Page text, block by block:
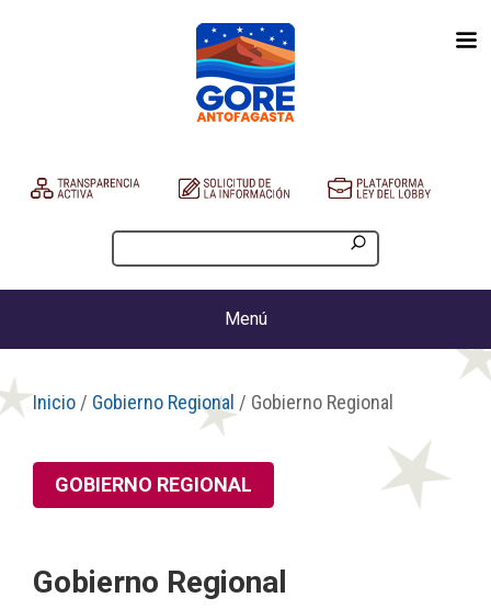
Menú
Inicio / Gobierno Regional / Gobierno Regional
GOBIERNO REGIONAL
Gobierno Regional